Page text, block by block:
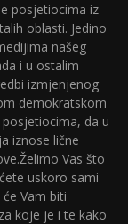
posjetiocima iz
oblasti. Jedino
našeg
i u ostalim
izmjenjenog
demokratskom
da u
iznose lične
Vas što
uskoro sami
Vam biti
koje je i te kako